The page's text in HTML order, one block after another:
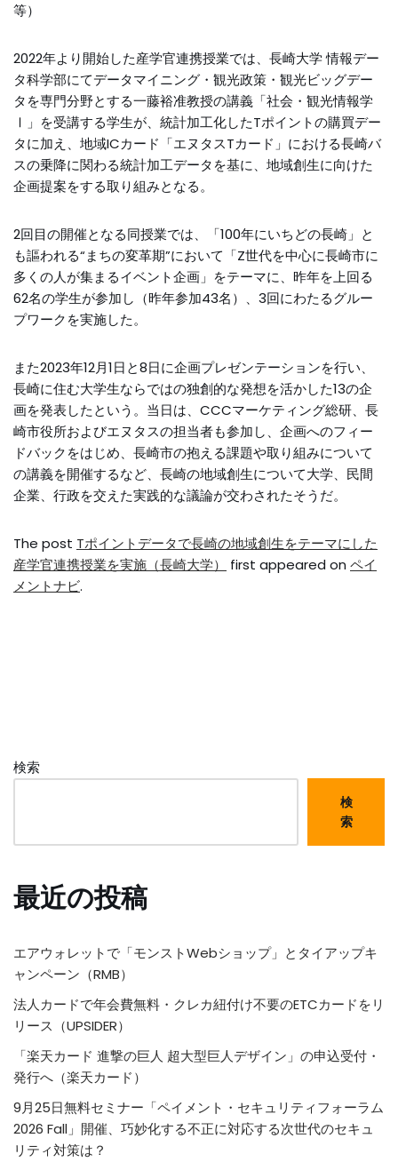
等）
2022年より開始した産学官連携授業では、長崎大学 情報デー
タ科学部にてデータマイニング・観光政策・観光ビッグデー
タを専門分野とする一藤裕准教授の講義「社会・観光情報学
Ⅰ」を受講する学生が、統計加工化したTポイントの購買デー
タに加え、地域ICカード「エヌタスTカード」における長崎バ
スの乗降に関わる統計加工データを基に、地域創生に向けた
企画提案をする取り組みとなる。
2回目の開催となる同授業では、「100年にいちどの長崎」と
も謳われる“まちの変革期”において「Z世代を中心に長崎市に
多くの人が集まるイベント企画」をテーマに、昨年を上回る
62名の学生が参加し（昨年参加43名）、3回にわたるグルー
プワークを実施した。
また2023年12月1日と8日に企画プレゼンテーションを行い、
長崎に住む大学生ならではの独創的な発想を活かした13の企
画を発表したという。当日は、CCCマーケティング総研、長
崎市役所およびエヌタスの担当者も参加し、企画へのフィー
ドバックをはじめ、長崎市の抱える課題や取り組みについて
の講義を開催するなど、長崎の地域創生について大学、民間
企業、行政を交えた実践的な議論が交わされたそうだ。
The post Tポイントデータで長崎の地域創生をテーマにした
産学官連携授業を実施（長崎大学）
first appeared on ペイ
メントナビ.
検索
検
索
最近の投稿
エアウォレットで「モンストWebショップ」とタイアップキ
ャンペーン（RMB）
法人カードで年会費無料・クレカ紐付け不要のETCカードをリ
リース（UPSIDER）
「楽天カード 進撃の巨人 超大型巨人デザイン」の申込受付・
発行へ（楽天カード）
9月25日無料セミナー「ペイメント・セキュリティフォーラム
2026 Fall」開催、巧妙化する不正に対応する次世代のセキュ
リティ対策は？